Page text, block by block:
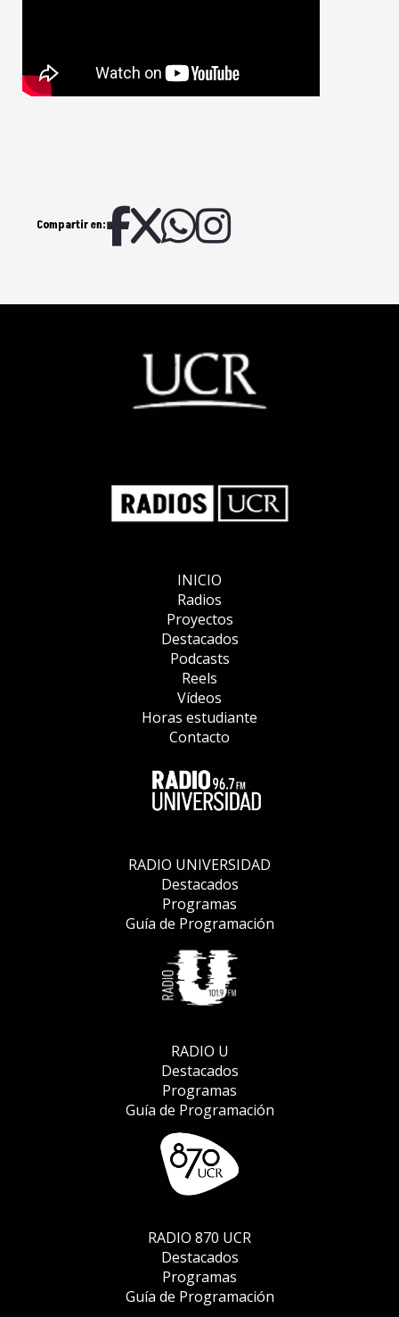
Compartir en:
INICIO
Radios
Proyectos
Destacados
Podcasts
Reels
Vídeos
Horas estudiante
Contacto
RADIO UNIVERSIDAD
Destacados
Programas
Guía de Programación
RADIO U
Destacados
Programas
Guía de Programación
RADIO 870 UCR
Destacados
Programas
Guía de Programación